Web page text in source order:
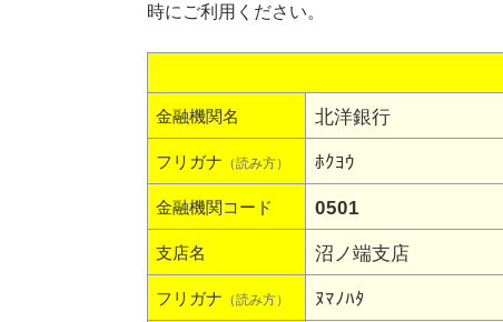
時にご利用ください。
金融機関名 北洋銀行
フリガナ （読み方） ﾎｸﾖｳ
金融機関コード 0501
支店名 沼ノ端支店
フリガナ （読み方） ﾇﾏﾉﾊﾀ